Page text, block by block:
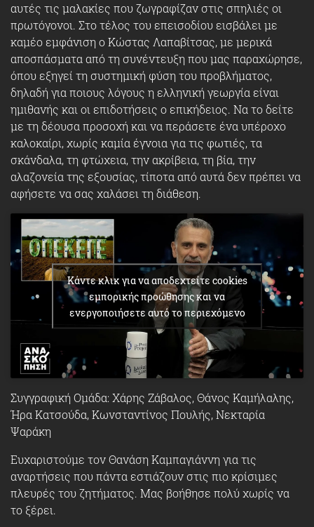
αυτές τις μαλακίες που ζωγραφίζαν στις σπηλιές οι
πρωτόγονοι. Στο τέλος του επεισοδίου εισβάλει με
καμέο εμφάνιση ο Κώστας Λαπαβίτσας, με μερικά
αποσπάσματα από τη συνέντευξη που μας παραχώρησε,
όπου εξηγεί τη συστημική φύση του προβλήματος,
δηλαδή για ποιους λόγους η ελληνική γεωργία είναι
ημιθανής και οι επιδοτήσεις ο επικήδειος. Να το δείτε
με τη δέουσα προσοχή και να περάσετε ένα υπέροχο
καλοκαίρι, χωρίς καμία έγνοια για τις φωτιές, τα
σκάνδαλα, τη φτώχεια, την ακρίβεια, τη βία, την
αλαζονεία της εξουσίας, τίποτα από αυτά δεν πρέπει να
αφήσετε να σας χαλάσει τη διάθεση.
Κάντε κλικ για να αποδεχτείτε cookies
εμπορικής προώθησης και να
ενεργοποιήσετε αυτό το περιεχόμενο
Συγγραφική Ομάδα: Χάρης Ζάβαλος, Θάνος Καμήλαλης,
Ήρα Κατσούδα, Κωνσταντίνος Πουλής, Νεκταρία
Ψαράκη
Ευχαριστούμε τον Θανάση Καμπαγιάννη για τις
αναρτήσεις που πάντα εστιάζουν στις πιο κρίσιμες
πλευρές του ζητήματος. Μας βοήθησε πολύ χωρίς να
το ξέρει.